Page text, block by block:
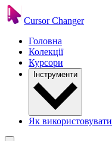
Cursor Changer
Головна
Колекції
Курсори
Інструменти
Як використовувати